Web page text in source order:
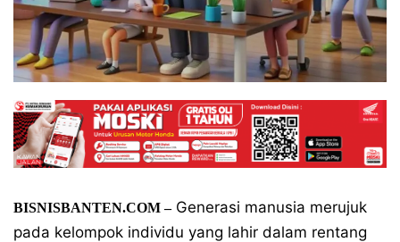
BISNISBANTEN.COM –Generasi manusia merujuk
pada kelompok individu yang lahir dalam rentang